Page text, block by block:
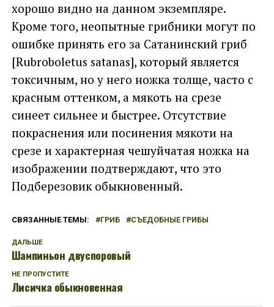
хорошо видно на данном экземпляре.
Кроме того, неопытные грибники могут по
ошибке принять его за Сатанинский гриб
[Rubroboletus satanas], который является
токсичным, но у него ножка толще, часто с
красным оттенком, а мякоть на срезе
синеет сильнее и быстрее. Отсутствие
покраснения или посинения мякоти на
срезе и характерная чешуйчатая ножка на
изображении подтверждают, что это
Подберезовик обыкновенный.
СВЯЗАННЫЕ ТЕМЫ: ГРИБ СЪЕДОБНЫЕ ГРИБЫ
ДАЛЬШЕ
Шампиньон двуспоровый
НЕ ПРОПУСТИТЕ
Лисичка обыкновенная